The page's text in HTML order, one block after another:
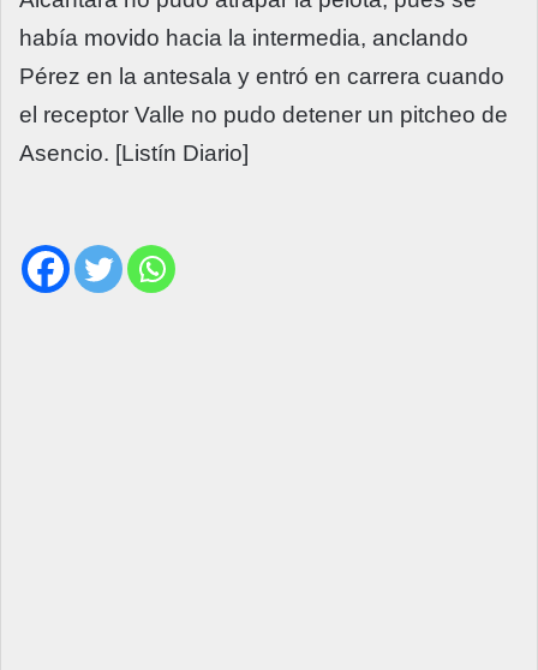
había movido hacia la intermedia, anclando
Pérez en la antesala y entró en carrera cuando
el receptor Valle no pudo detener un pitcheo de
Asencio. [Listín Diario]